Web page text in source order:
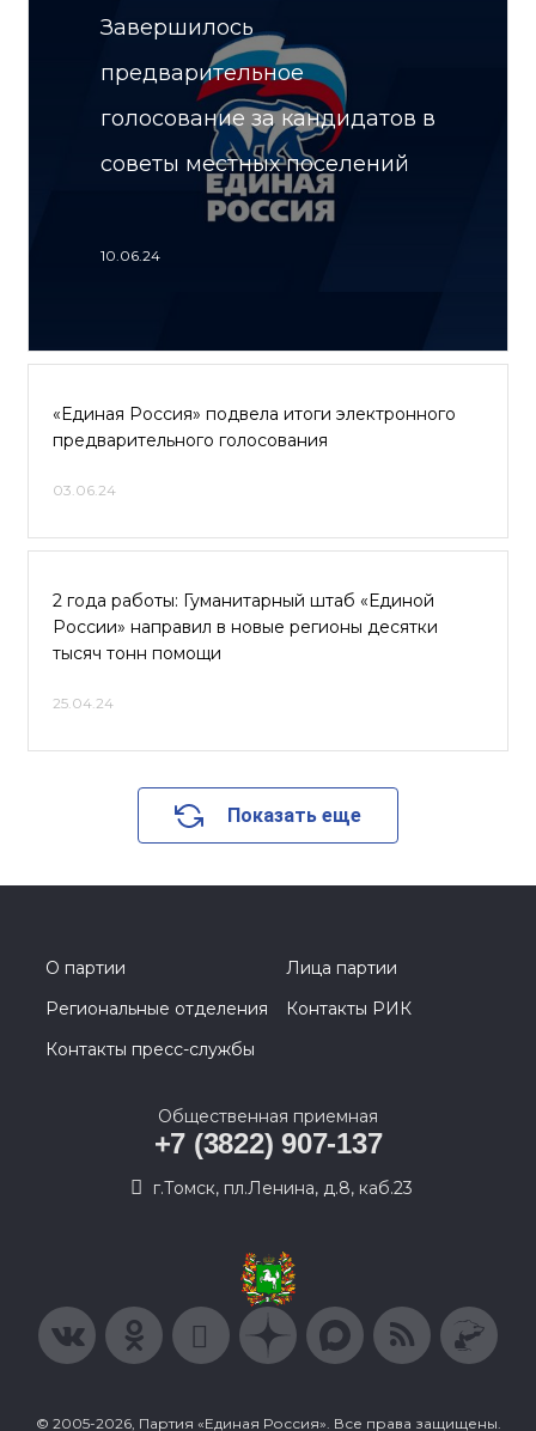
Завершилось
предварительное
голосование за кандидатов в
советы местных поселений
10.06.24
«Единая Россия» подвела итоги электронного
предварительного голосования
03.06.24
2 года работы: Гуманитарный штаб «Единой
России» направил в новые регионы десятки
тысяч тонн помощи
25.04.24
Показать еще
О партии
Лица партии
Региональные отделения
Контакты РИК
Контакты пресс-службы
Общественная приемная
+7 (3822) 907-137
г.Томск, пл.Ленина, д.8, каб.23
© 2005-2026, Партия «Единая Россия». Все права защищены.